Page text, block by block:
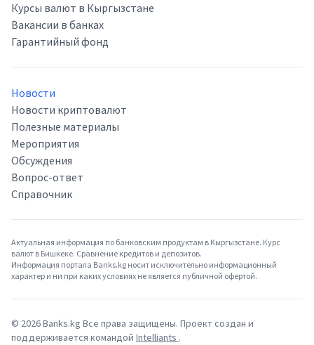
Курсы валют в Кыргызстане
Вакансии в банках
Гарантийный фонд
Новости
Новости криптовалют
Полезные материалы
Мероприятия
Обсуждения
Вопрос-ответ
Справочник
Актуальная информация по банковским продуктам в Кыргызстане. Курс
валют в Бишкеке. Сравнение кредитов и депозитов.
Информация портала Banks.kg носит исключительно информационный
характер и ни при каких условиях не является публичной офертой.
© 2026Banks.kg Все права защищены. Проект создан и
поддерживается командой Intelliants .